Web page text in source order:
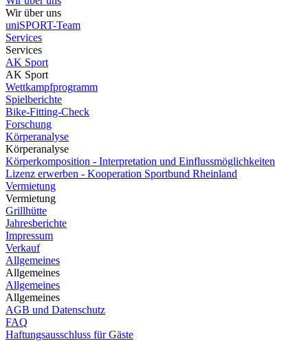
Wir über uns
uniSPORT-Team
Services
Services
AK Sport
AK Sport
Wettkampfprogramm
Spielberichte
Bike-Fitting-Check
Forschung
Körperanalyse
Körperanalyse
Körperkomposition - Interpretation und Einflussmöglichkeiten
Lizenz erwerben - Kooperation Sportbund Rheinland
Vermietung
Vermietung
Grillhütte
Jahresberichte
Impressum
Verkauf
Allgemeines
Allgemeines
Allgemeines
Allgemeines
AGB und Datenschutz
FAQ
Haftungsausschluss für Gäste